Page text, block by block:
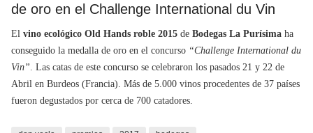
de oro en el Challenge International du Vin
El vino ecológico Old Hands roble 2015 de Bodegas La Purísima ha
conseguido la medalla de oro en el concurso “Challenge International du
Vin”. Las catas de este concurso se celebraron los pasados 21 y 22 de
Abril en Burdeos (Francia). Más de 5.000 vinos procedentes de 37 países
fueron degustados por cerca de 700 catadores.